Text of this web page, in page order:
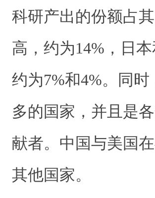
科研产出的份额占
高，约为14%，日
约为7%和4%。同
多的国家，并且是
献者。中国与美国
其他国家。